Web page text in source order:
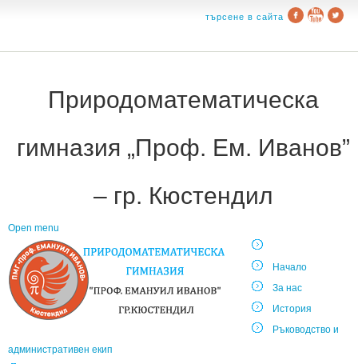
търсене в сайта
Природоматематическа
гимназия „Проф. Ем. Иванов”
– гр. Кюстендил
Open menu
Начало
За нас
История
Ръководство и
административен екип